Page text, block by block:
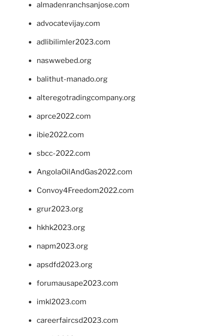
almadenranchsanjose.com
advocatevijay.com
adlibilimler2023.com
naswwebed.org
balithut-manado.org
alteregotradingcompany.org
aprce2022.com
ibie2022.com
sbcc-2022.com
AngolaOilAndGas2022.com
Convoy4Freedom2022.com
grur2023.org
hkhk2023.org
napm2023.org
apsdfd2023.org
forumausape2023.com
imkl2023.com
careerfaircsd2023.com